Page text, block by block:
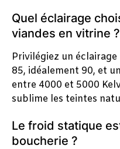
Quel éclairage
viandes en vitrine ?
Privilégiez un éclairage
85, idéalement 90, et
entre 4000 et 5000
sublime les teintes
Le froid statique
boucherie ?